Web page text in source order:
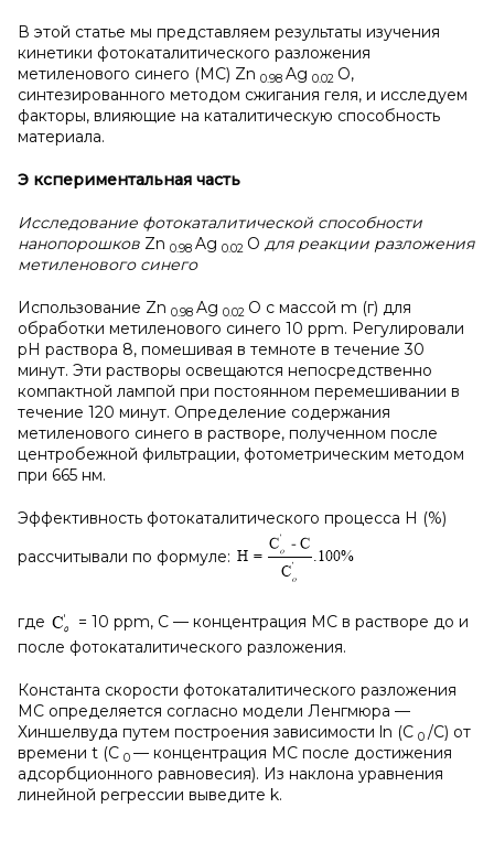
В этой статье мы представляем результаты изучения
кинетики фотокаталитического разложения
метиленового синего (MC) Zn 0.98 Ag 0.02 O,
синтезированного методом сжигания геля, и исследуем
факторы, влияющие на каталитическую способность
материала.
Э кспериментальная часть
Исследование фотокаталитической способности
нанопорошков Zn 0.98 Ag 0.02 O для реакции разложения
метиленового синего
Использование Zn 0.98 Ag 0.02 O с массой m (г) для
обработки метиленового синего 10 ppm. Регулировали
рН раствора 8, помешивая в темноте в течение 30
минут. Эти растворы освещаются непосредственно
компактной лампой при постоянном перемешивании в
течение 120 минут. Определение содержания
метиленового синего в растворе, полученном после
центробежной фильтрации, фотометрическим методом
при 665 нм.
Эффективность фотокаталитического процесса Н (%)
рассчитывали по формуле:
где
= 10 ppm, C — концентрация MC в растворе до и
после фотокаталитического разложения.
Константа скорости фотокаталитического разложения
MC определяется согласно модели Ленгмюра —
Хиншелвуда путем построения зависимости ln (C 0/C) от
времени t (C 0 — концентрация MC после достижения
адсорбционного равновесия). Из наклона уравнения
линейной регрессии выведите k.